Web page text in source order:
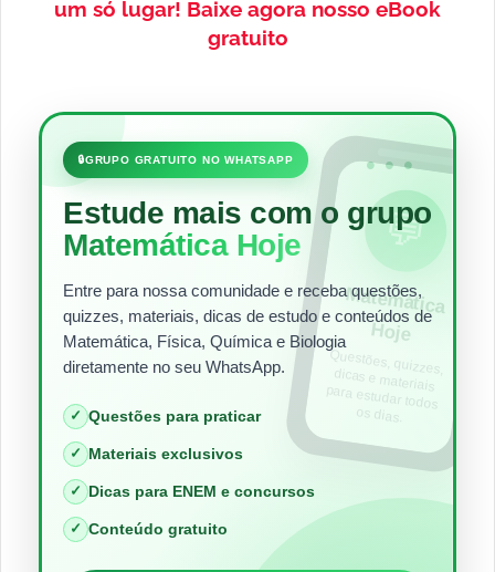
um só lugar! Baixe agora nosso eBook
gratuito
•••
🔒GRUPO GRATUITO NO WHATSAPP
Estude mais com o grupo
Matemática Hoje
Entre para nossa comunidade e receba questões,
quizzes, materiais, dicas de estudo e conteúdos de
Matemática, Física, Química e Biologia
diretamente no seu WhatsApp.
✓ Questões para praticar
✓ Materiais exclusivos
✓ Dicas para ENEM e concursos
✓ Conteúdo gratuito
💬
Matem
ática
Hoje
Questões, quizzes,
dicas e materiais
para estudar todos
os dias.